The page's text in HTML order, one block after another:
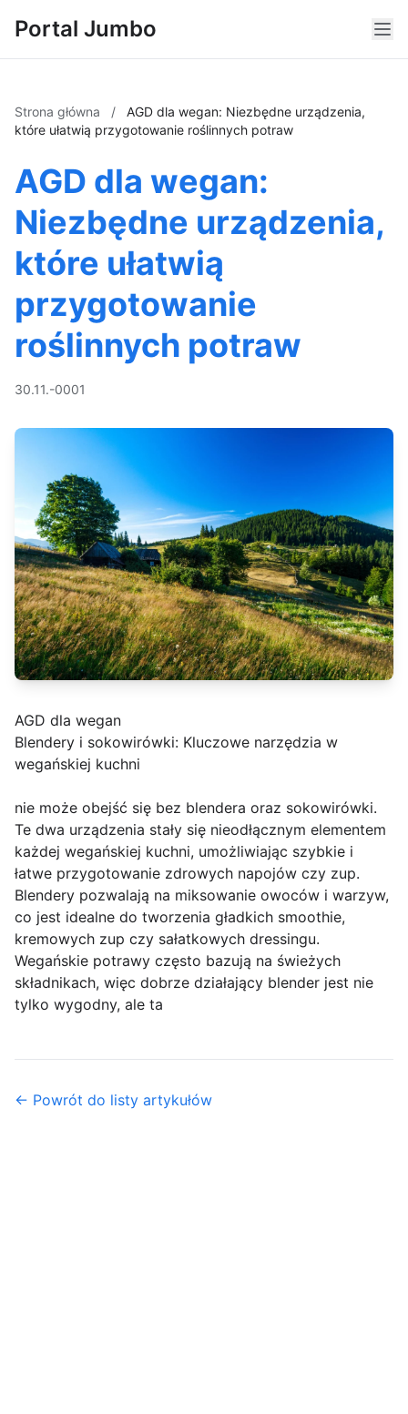
Portal Jumbo
Strona główna /
AGD dla wegan: Niezbędne urządzenia,
które ułatwią przygotowanie roślinnych potraw
AGD dla wegan:
Niezbędne urządzenia,
które ułatwią
przygotowanie
roślinnych potraw
30.11.-0001
AGD dla wegan
Blendery i sokowirówki: Kluczowe narzędzia w
wegańskiej kuchni
nie może obejść się bez blendera oraz sokowirówki.
Te dwa urządzenia stały się nieodłącznym elementem
każdej wegańskiej kuchni, umożliwiając szybkie i
łatwe przygotowanie zdrowych napojów czy zup.
Blendery pozwalają na miksowanie owoców i warzyw,
co jest idealne do tworzenia gładkich smoothie,
kremowych zup czy sałatkowych dressingu.
Wegańskie potrawy często bazują na świeżych
składnikach, więc dobrze działający blender jest nie
tylko wygodny, ale ta
← Powrót do listy artykułów